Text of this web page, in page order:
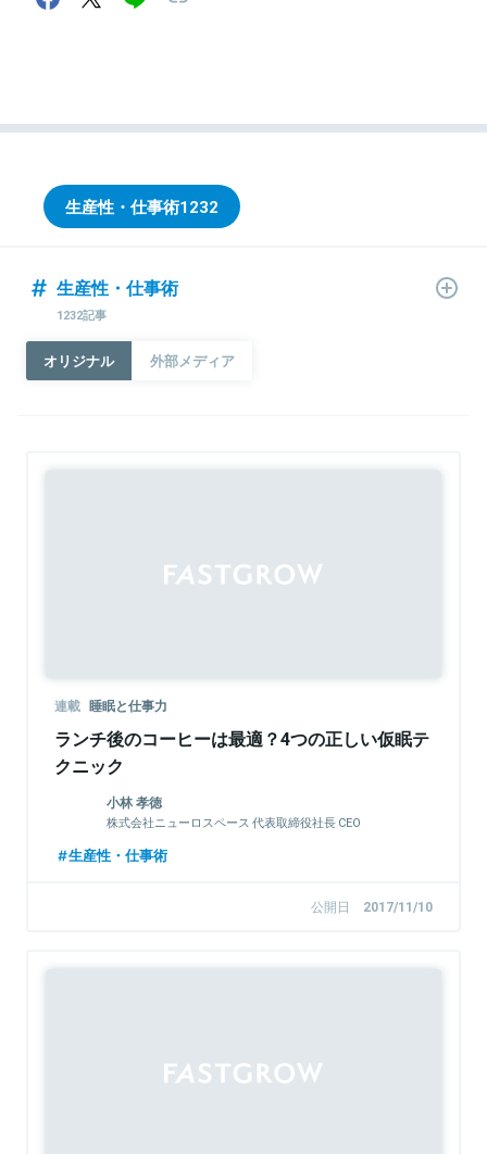
生産性・仕事術1232
生産性・仕事術
1232記事
オリジナル 外部メディア
連載 睡眠と仕事力
ランチ後のコーヒーは最適？4つの正しい仮眠テ
クニック
小林 孝徳
株式会社ニューロスペース 代表取締役社長 CEO
生産性・仕事術
公開日 2017/11/10